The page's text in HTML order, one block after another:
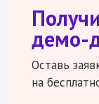
демо-
Оставь
на